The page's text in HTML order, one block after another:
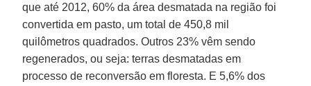
que até 2012, 60% da área desmatada na região foi
convertida em pasto, um total de 450,8 mil
quilômetros quadrados. Outros 23% vêm sendo
regenerados, ou seja: terras desmatadas em
processo de reconversão em floresta. E 5,6% dos